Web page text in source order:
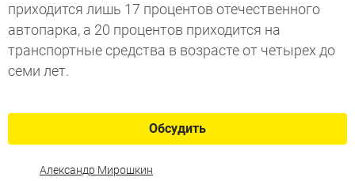
приходится лишь 17 процентов отечественного
автопарка, а 20 процентов приходится на
транспортные средства в возрасте от четырех до
семи лет.
Обсудить
Александр Мирошкин